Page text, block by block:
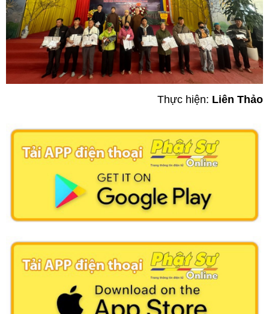
Thực hiện: Liên Thảo